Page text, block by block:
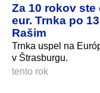
Za 10 rokov
eur. Trnka po
Rašim
Trnka uspel na
v Štrasburgu.
tento rok